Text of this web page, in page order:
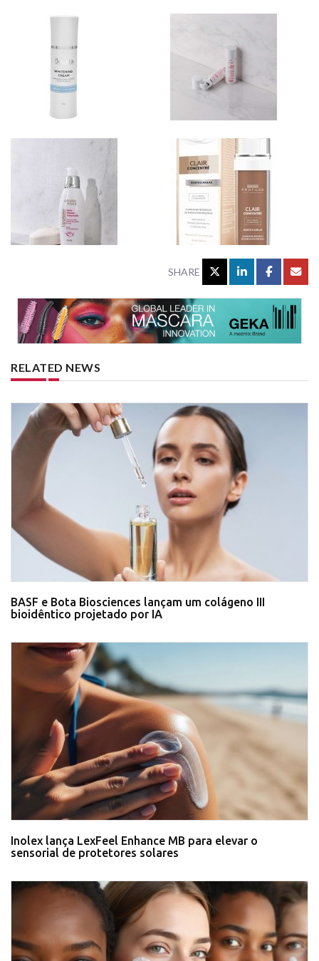
SHARE
RELATED NEWS
BASF e Bota Biosciences lançam um colágeno III
bioidêntico projetado por IA
Inolex lança LexFeel Enhance MB para elevar o
sensorial de protetores solares